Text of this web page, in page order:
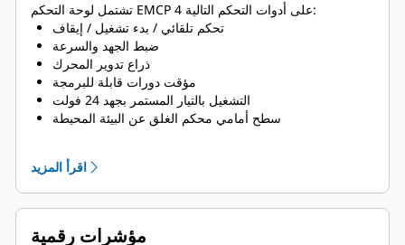
تشتمل لوحة التحكم EMCP 4 على أدوات التحكم التالية:
تحكم تلقائي / بدء تشغيل / إيقاف
ضبط الجهد والسرعة
ذراع تدوير المحرك
مؤقت دورات قابلة للبرمجة
التشغيل بالتيار المستمر بجهد 24 فولت
سطح أمامي محكم الغلق عن البيئة المحيطة
اقرأ المزيد
مؤشرات رقمية